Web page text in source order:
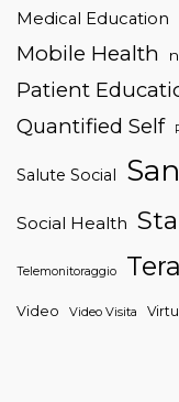
Medical Education
Mobile Health
Patient
Quantified Self
Salute Social
Social Health
Telemonitoraggio
Video Video Visita